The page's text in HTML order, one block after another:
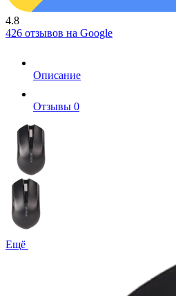
4.8
426 отзывов на Google
Описание
Отзывы 0
Ещё